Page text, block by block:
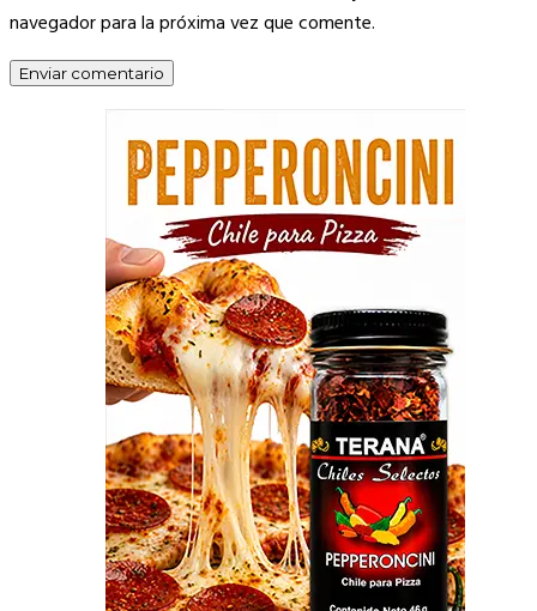
navegador para la próxima vez que comente.